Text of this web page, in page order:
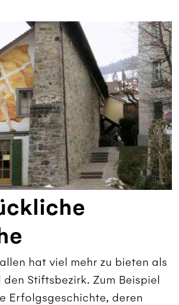
hat viel mehr zu bieten als
den Stiftsbezirk. Zum Beispiel
Erfolgsgeschichte, deren